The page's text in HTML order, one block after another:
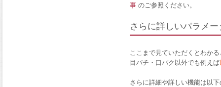
事のご参照ください。
さらに詳しいパラメ
ここまで見ていただくとわか
目パチ・口パク以外でも例えば
さらに詳細や詳しい機能は以